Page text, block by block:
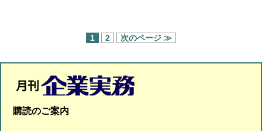
1 2 次のページ ≫
購読のご案内